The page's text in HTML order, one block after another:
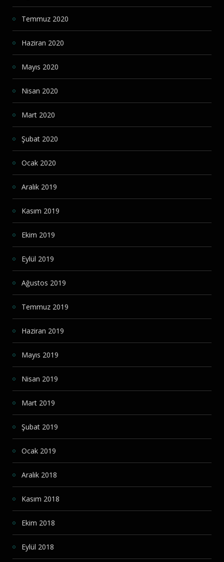
Temmuz 2020
Haziran 2020
Mayıs 2020
Nisan 2020
Mart 2020
Şubat 2020
Ocak 2020
Aralık 2019
Kasım 2019
Ekim 2019
Eylül 2019
Ağustos 2019
Temmuz 2019
Haziran 2019
Mayıs 2019
Nisan 2019
Mart 2019
Şubat 2019
Ocak 2019
Aralık 2018
Kasım 2018
Ekim 2018
Eylül 2018